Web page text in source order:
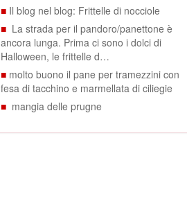
■ Il blog nel blog: Frittelle di nocciole
■ La strada per il pandoro/panettone è
ancora lunga. Prima ci sono i dolci di
Halloween, le frittelle d…
■ molto buono il pane per tramezzini con
fesa di tacchino e marmellata di ciliegie
■ mangia delle prugne